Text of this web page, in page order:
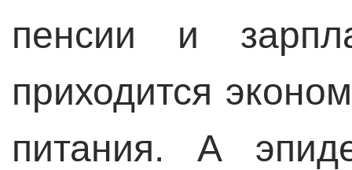
пенсии и
приходится
питания. А